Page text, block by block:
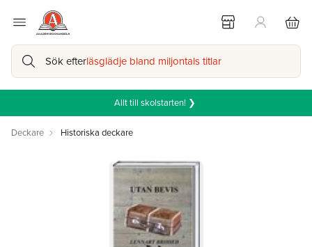
Sök efterläsglädje bland miljontals titlar
Allt till skolstarten! ❯
Deckare Historiska deckare